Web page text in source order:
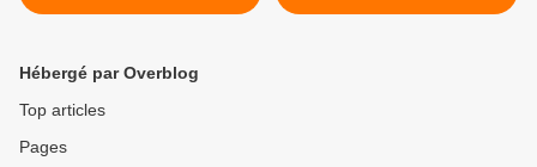
>
Hébergé par Overblog
Top articles
Pages